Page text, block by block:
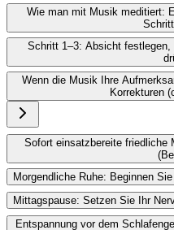
Wie man mit Musik meditiert:
Schritt 1–3: Absicht festlegen,
Wenn die Musik Ihre
Korrekturen
Sofort einsatzbereite friedliche
Morgendliche Ruhe: Beginnen
Mittagspause: Setzen Sie Ihr
Entspannung vor dem